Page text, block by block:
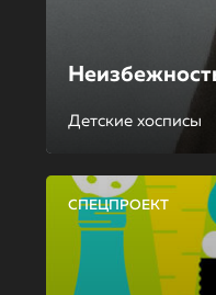
Детские хосписы
СПЕЦПРОЕКТ